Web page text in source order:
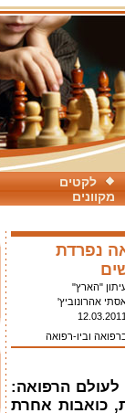
לקטים
מקוונים
נפרדת
"הארץ"
אהרונוביץ'
וביו-רפואה
הרפואה:
כואבות אחרת